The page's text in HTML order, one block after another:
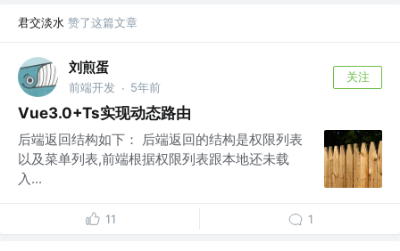
君交淡水 赞了这篇文章
刘煎蛋
前端开发 · 5年前
关注
Vue3.0+Ts实现动态路由
后端返回结构如下： 后端返回的结构是权限列表
以及菜单列表,前端根据权限列表跟本地还未载
入...
11 1